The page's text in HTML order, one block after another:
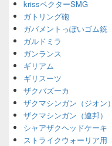
krissベクターSMG
ガトリング砲
ガバメントっぽいゴム銃
ガルドミラ
ガンランス
ギリアム
ギリスーツ
ザクバズーカ
ザクマシンガン（ジオン）
ザクマシンガン（連邦）
シャアザクヘッドケーキ
ストライクウォーリア用